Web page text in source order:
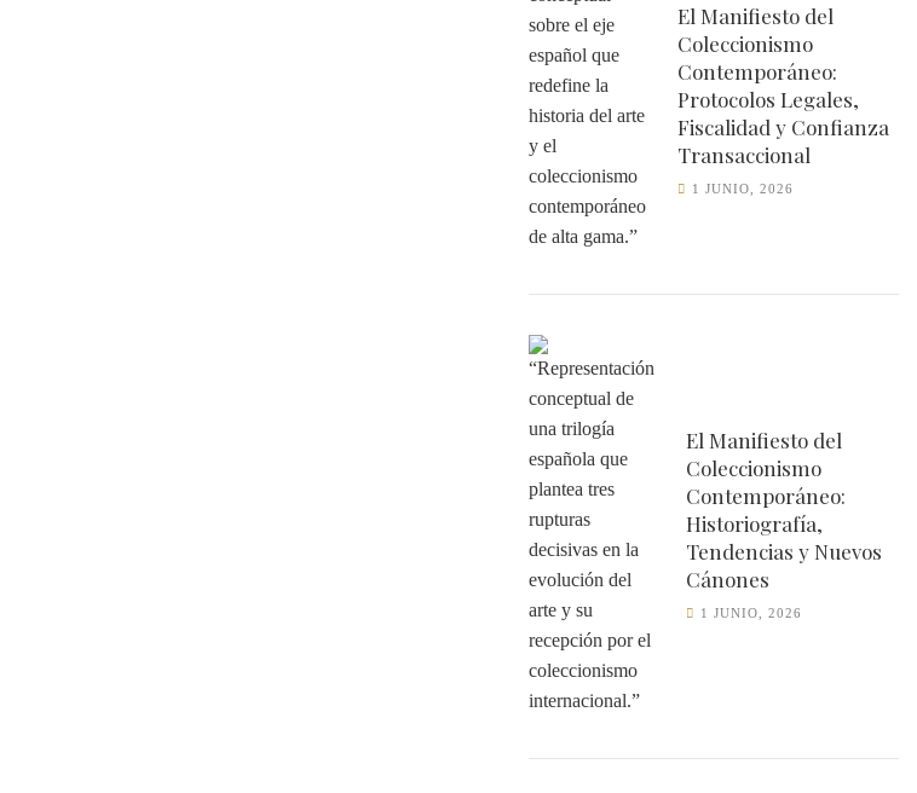
El Manifiesto del
Coleccionismo
Contemporáneo:
Protocolos Legales,
Fiscalidad y Confianza
Transaccional
1 JUNIO, 2026
El Manifiesto del
Coleccionismo
Contemporáneo:
Historiografía,
Tendencias y Nuevos
Cánones
1 JUNIO, 2026